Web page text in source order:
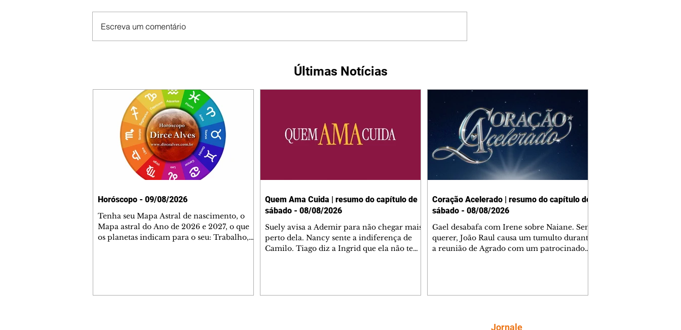
Escreva um comentário
Últimas Notícias
Horóscopo - 09/08/2026
Tenha seu Mapa Astral de nascimento, o
Mapa astral do Ano de 2026 e 2027, o que
os planetas indicam para o seu: Trabalho,
Quem Ama Cuida | resumo do capítulo de
sábado - 08/08/2026
Suely avisa a Ademir para não chegar mais
perto dela. Nancy sente a indiferença de
Camilo. Tiago diz a Ingrid que ela não tem
Coração Acelerado | resumo do capítulo de
sábado - 08/08/2026
Gael desabafa com Irene sobre Naiane. Sem
querer, João Raul causa um tumulto durante
a reunião de Agrado com um patrocinador.
inventa para Agrado que não está
Jornale